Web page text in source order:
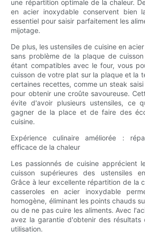
une répartition optimale de la chaleur.
en acier inoxydable conservent bien
essentiel pour saisir parfaitement les
mijotage.
De plus, les ustensiles de cuisine en
sans problème de la plaque de
étant compatibles avec le four, vous
cuisson de votre plat sur la plaque et la
certaines recettes, comme un steak
pour obtenir une croûte savoureuse.
évite d'avoir plusieurs ustensiles, ce
gagner de la place et de faire des
cuisine.
Expérience culinaire améliorée :
efficace de la chaleur
Les passionnés de cuisine apprécient
cuisson supérieures des ustensiles
Grâce à leur excellente répartition de la
casseroles en acier inoxydable
homogène, éliminant les points chauds
ou de ne pas cuire les aliments. Avec
avez la garantie d'obtenir des résultats
utilisation.